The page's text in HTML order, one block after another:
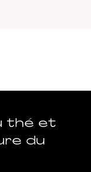
thé et
du